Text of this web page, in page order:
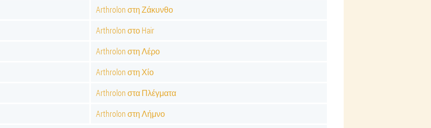
Arthrolon στη Ζάκυνθο
Arthrolon στο Hair
Arthrolon στη Λέρο
Arthrolon στη Χίο
Arthrolon στα Πλέγματα
Arthrolon στη Λήμνο